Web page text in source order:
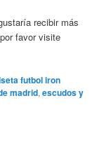
recibir más
por favor visite
futbol iron
madrid,escudos y